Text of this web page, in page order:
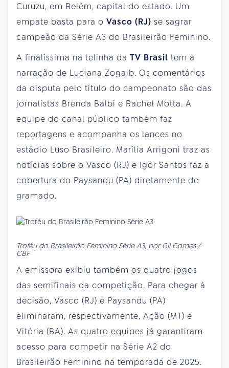
Curuzu, em Belém, capital do estado. Um
empate basta para o Vasco (RJ) se sagrar
campeão da Série A3 do Brasileirão Feminino.
A finalíssima na telinha da TV Brasil tem a
narração de Luciana Zogaib. Os comentários
da disputa pelo título do campeonato são das
jornalistas Brenda Balbi e Rachel Motta. A
equipe do canal público também faz
reportagens e acompanha os lances no
estádio Luso Brasileiro. Marília Arrigoni traz as
notícias sobre o Vasco (RJ) e Igor Santos faz a
cobertura do Paysandu (PA) diretamente do
gramado.
Troféu do Brasileirão Feminino Série A3, por Gil Gomes /
CBF
A emissora exibiu também os quatro jogos
das semifinais da competição. Para chegar à
decisão, Vasco (RJ) e Paysandu (PA)
eliminaram, respectivamente, Ação (MT) e
Vitória (BA). As quatro equipes já garantiram
acesso para competir na Série A2 do
Brasileirão Feminino na temporada de 2025.